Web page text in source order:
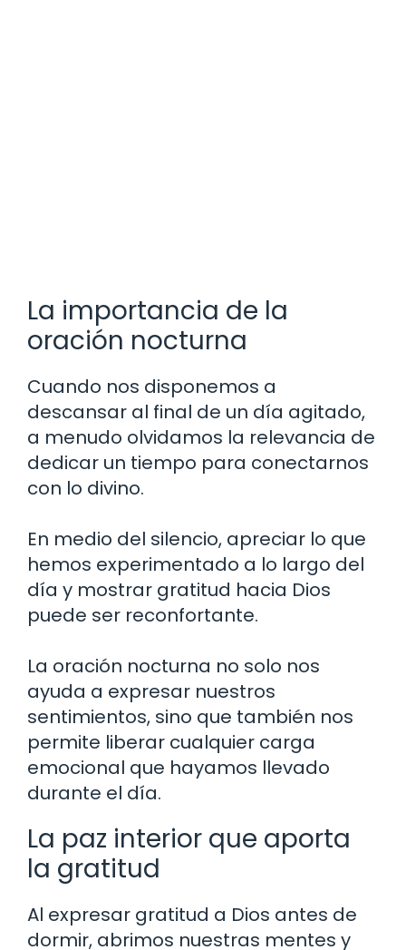
La importancia de la
oración nocturna
Cuando nos disponemos a
descansar al final de un día agitado,
a menudo olvidamos la relevancia de
dedicar un tiempo para conectarnos
con lo divino.
En medio del silencio, apreciar lo que
hemos experimentado a lo largo del
día y mostrar gratitud hacia Dios
puede ser reconfortante.
La oración nocturna no solo nos
ayuda a expresar nuestros
sentimientos, sino que también nos
permite liberar cualquier carga
emocional que hayamos llevado
durante el día.
La paz interior que aporta
la gratitud
Al expresar gratitud a Dios antes de
dormir, abrimos nuestras mentes y